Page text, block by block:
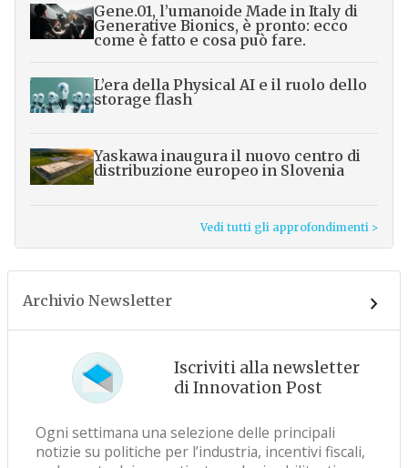
Gene.01, l’umanoide Made in Italy di
Generative Bionics, è pronto: ecco
come è fatto e cosa può fare.
L’era della Physical AI e il ruolo dello
storage flash
Yaskawa inaugura il nuovo centro di
distribuzione europeo in Slovenia
Vedi tutti gli approfondimenti >
Archivio Newsletter
Iscriviti alla newsletter
di Innovation Post
Ogni settimana una selezione delle principali
notizie su politiche per l’industria, incentivi fiscali,